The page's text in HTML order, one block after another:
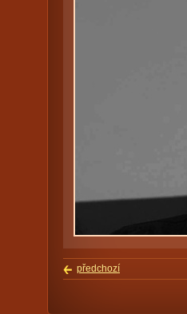
předchozí